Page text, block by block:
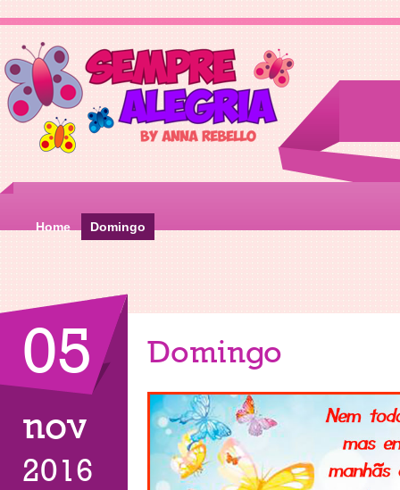
Home Domingo
05
nov
2016
Domingo